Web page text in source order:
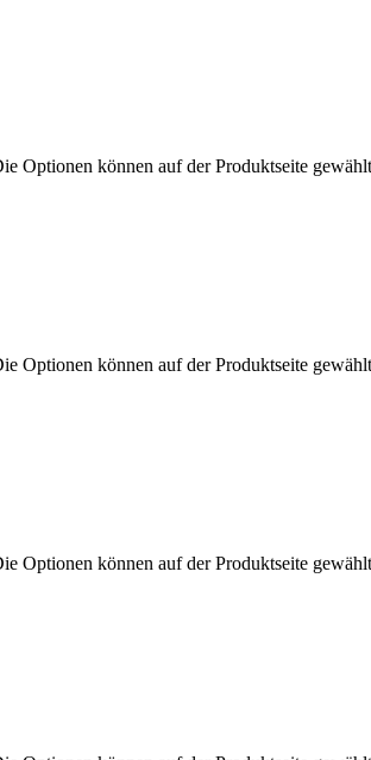
Optionen können auf der Produktseite
Optionen können auf der Produktseite
Optionen können auf der Produktseite